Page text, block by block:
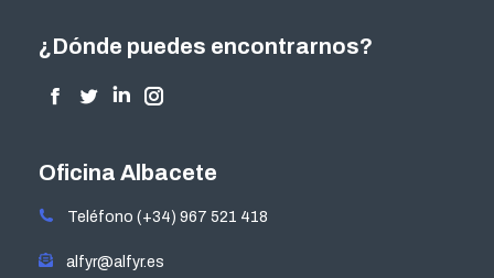
Oficina Albacete
Teléfono (+34) 967 521 418
alfyr@alfyr.es
¿Dónde puedes encontrarnos?
Encuéntranos en:
Facebook
opens
new
Twitter
opens
new
Linkedin
opens
new
Instagram
opens
new